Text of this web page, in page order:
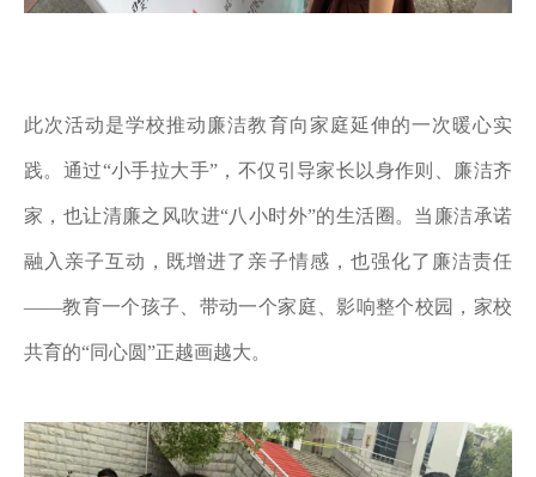
此次活动是学校推动廉洁教育向家庭延伸的一次暖心实
践。通过“小手拉大手”，不仅引导家长以身作则、廉洁齐
家，也让清廉之风吹进“八小时外”的生活圈。当廉洁承诺
融入亲子互动，既增进了亲子情感，也强化了廉洁责任
——教育一个孩子、带动一个家庭、影响整个校园，家校
共育的“同心圆”正越画越大。